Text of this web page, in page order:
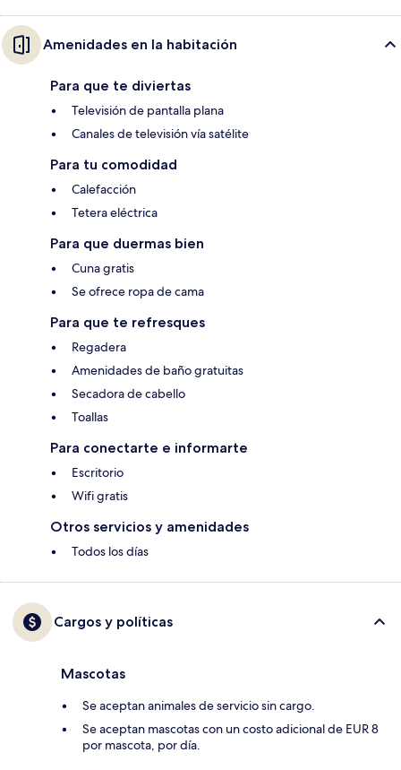
Amenidades en la habitación
Para que te diviertas
Televisión de pantalla plana
Canales de televisión vía satélite
Para tu comodidad
Calefacción
Tetera eléctrica
Para que duermas bien
Cuna gratis
Se ofrece ropa de cama
Para que te refresques
Regadera
Amenidades de baño gratuitas
Secadora de cabello
Toallas
Para conectarte e informarte
Escritorio
Wifi gratis
Otros servicios y amenidades
Todos los días
Cargos y políticas
Mascotas
Se aceptan animales de servicio sin cargo.
Se aceptan mascotas con un costo adicional de EUR 8
por mascota, por día.